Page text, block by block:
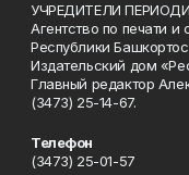
УЧРЕДИТЕЛИ
Агентство по печати
Республики
Издательский дом
Главный редактор
(3473) 25-14-67.
Телефон
(3473) 25-01-57